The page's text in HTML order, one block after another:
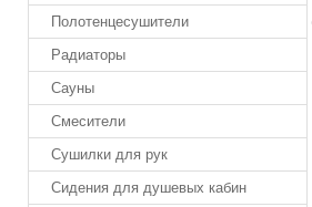
Полотенцесушители
Радиаторы
Сауны
Смесители
Сушилки для рук
Сидения для душевых кабин